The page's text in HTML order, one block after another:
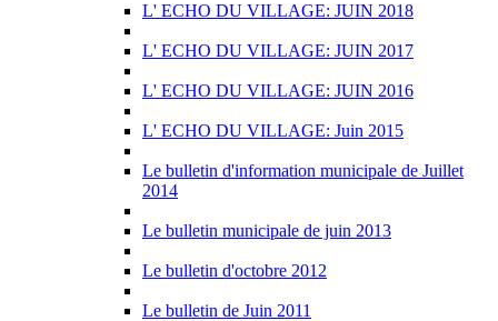
L' ECHO DU VILLAGE: JUIN 2018
L' ECHO DU VILLAGE: JUIN 2017
L' ECHO DU VILLAGE: JUIN 2016
L' ECHO DU VILLAGE: Juin 2015
Le bulletin d'information municipale de Juillet
2014
Le bulletin municipale de juin 2013
Le bulletin d'octobre 2012
Le bulletin de Juin 2011